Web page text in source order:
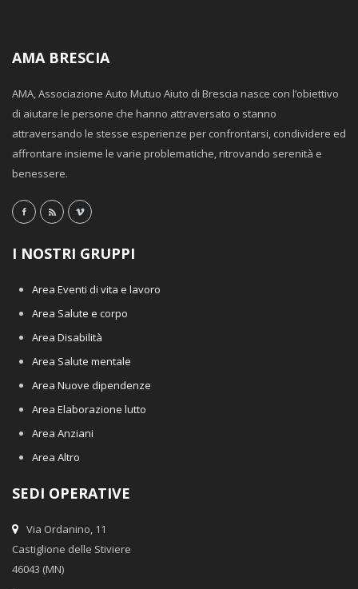
AMA BRESCIA
AMA, Associazione Auto Mutuo Aiuto di Brescia nasce con l’obiettivo
di aiutare le persone che hanno attraversato o stanno
attraversando le stesse esperienze per confrontarsi, condividere ed
affrontare insieme le varie problematiche, ritrovando serenità e
benessere.
I NOSTRI GRUPPI
Area Eventi di vita e lavoro
Area Salute e corpo
Area Disabilità
Area Salute mentale
Area Nuove dipendenze
Area Elaborazione lutto
Area Anziani
Area Altro
SEDI OPERATIVE
Via Ordanino, 11
Castiglione delle Stiviere
46043 (MN)